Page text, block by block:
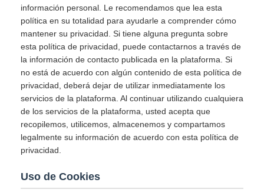
información personal. Le recomendamos que lea esta
política en su totalidad para ayudarle a comprender cómo
mantener su privacidad. Si tiene alguna pregunta sobre
esta política de privacidad, puede contactarnos a través de
la información de contacto publicada en la plataforma. Si
no está de acuerdo con algún contenido de esta política de
privacidad, deberá dejar de utilizar inmediatamente los
servicios de la plataforma. Al continuar utilizando cualquiera
de los servicios de la plataforma, usted acepta que
recopilemos, utilicemos, almacenemos y compartamos
legalmente su información de acuerdo con esta política de
privacidad.
Uso de Cookies